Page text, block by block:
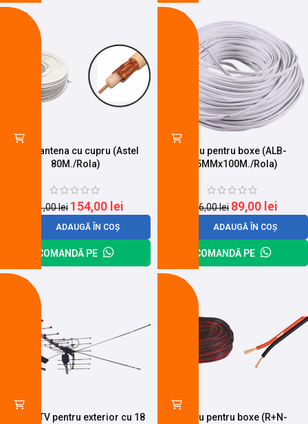
Cablu antena cu cupru (Astel
80M./Rola)
181,00lei 154,00 lei
ADAUGĂ ÎN COȘ
COMANDĂ PE
Cablu pentru boxe (ALB-
1.5MMx100M./Rola)
116,00lei 89,00 lei
ADAUGĂ ÎN COȘ
COMANDĂ PE
Antena TV pentru exterior cu 18
Cablu pentru boxe (R+N-